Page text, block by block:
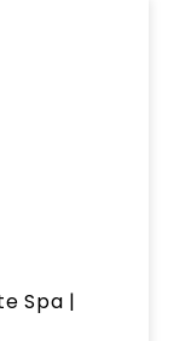
Spa |